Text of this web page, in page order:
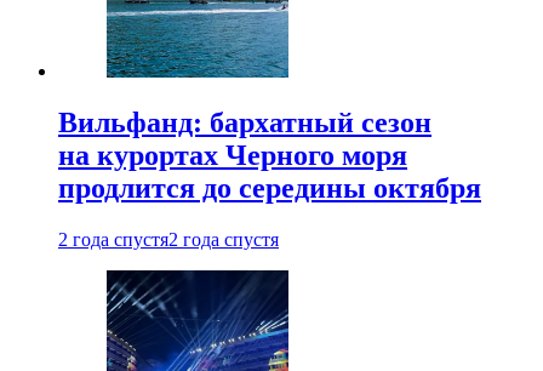
Вильфанд: бархатный сезон
на курортах Черного моря
продлится до середины октября
2 года спустя2 года спустя